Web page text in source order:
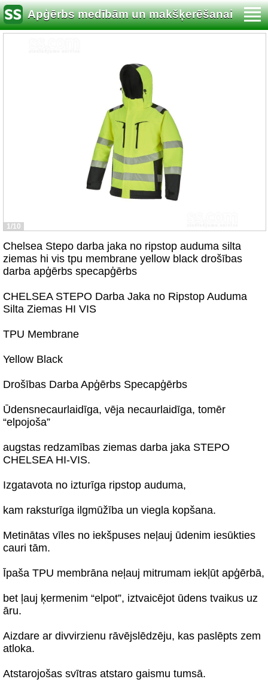
Apģērbs medībām un makšķerēšanai
1/10
Chelsea Stepo darba jaka no ripstop auduma silta
ziemas hi vis tpu membrane yellow black drošības
darba apģērbs specapģērbs
CHELSEA STEPO Darba Jaka no Ripstop Auduma
Silta Ziemas HI VIS
TPU Membrane
Yellow Black
Drošības Darba Apģērbs Specapģērbs
Ūdensnecaurlaidīga, vēja necaurlaidīga, tomēr
“elpojoša”
augstas redzamības ziemas darba jaka STEPO
CHELSEA HI-VIS.
Izgatavota no izturīga ripstop auduma,
kam raksturīga ilgmūžība un viegla kopšana.
Metinātas vīles no iekšpuses neļauj ūdenim iesūkties
cauri tām.
Īpaša TPU membrāna neļauj mitrumam iekļūt apģērbā,
bet ļauj ķermenim “elpot”, iztvaicējot ūdens tvaikus uz
āru.
Aizdare ar divvirzienu rāvējslēdzēju, kas paslēpts zem
atloka.
Atstarojošas svītras atstaro gaismu tumsā.